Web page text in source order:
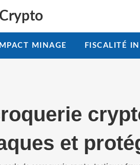
IMPACT MINAGE FISCALITÉ
et